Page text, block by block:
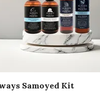
Samoyed Kit